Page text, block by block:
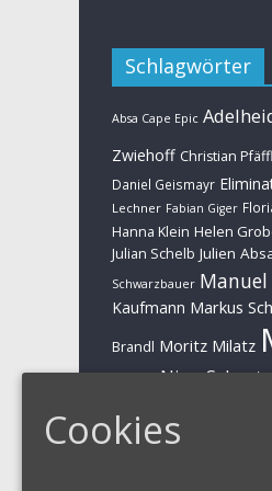
Schlagwörter
Absa Cape Epic
Zwiehoff Christian
Daniel Geismayr
Lechner Fabian Giger
Hanna Klein Helen
Julian Schelb Julien
Schwarzbauer
Kaufmann Markus
Brandl Moritz Milatz
Rieder Nino
Cookies